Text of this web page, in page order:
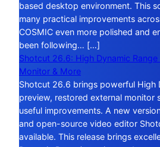
based desktop environment. This
many practical improvements
COSMIC even more polished and
been following… […]
Shotcut 26.6: High Dynamic Range
Monitor & More
Shotcut 26.6 brings powerful High
preview, restored external monitor
useful improvements. A new
and open-source video editor
available. This release brings